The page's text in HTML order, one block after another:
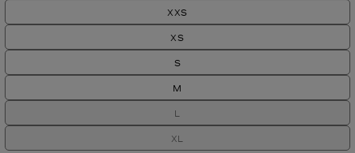
XXS
XS
S
M
L
XL